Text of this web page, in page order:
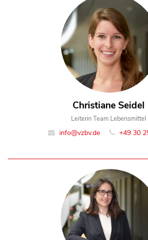
Christiane Seidel
Leiterin Team Lebensmittel
info@vzbv.de +49 30